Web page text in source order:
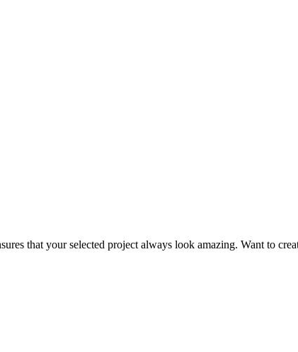
that your selected project always look amazing. Want to